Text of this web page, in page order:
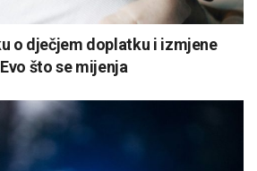
o dječjem doplatku i izmjene
što se mijenja